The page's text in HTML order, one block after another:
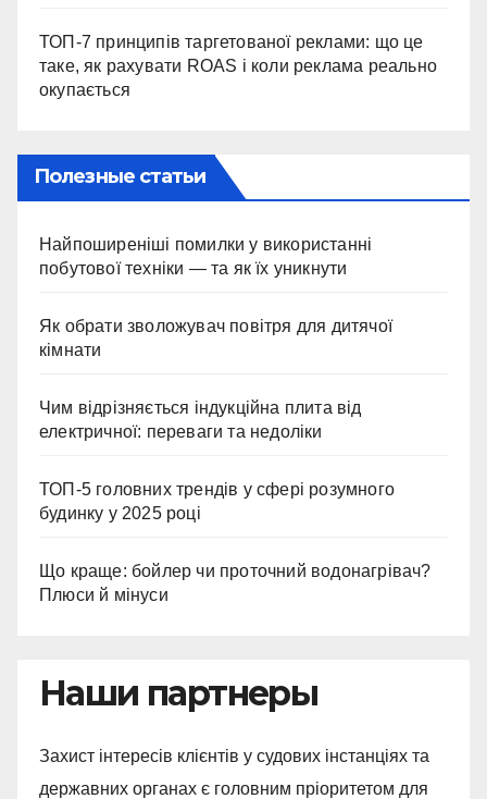
ТОП-7 принципів таргетованої реклами: що це
таке, як рахувати ROAS і коли реклама реально
окупається
Полезные статьи
Найпоширеніші помилки у використанні
побутової техніки — та як їх уникнути
Як обрати зволожувач повітря для дитячої
кімнати
Чим відрізняється індукційна плита від
електричної: переваги та недоліки
ТОП-5 головних трендів у сфері розумного
будинку у 2025 році
Що краще: бойлер чи проточний водонагрівач?
Плюси й мінуси
Наши партнеры
Захист інтересів клієнтів у судових інстанціях та
державних органах є головним пріоритетом для